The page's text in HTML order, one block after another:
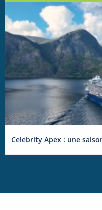
Celebrity Apex : une